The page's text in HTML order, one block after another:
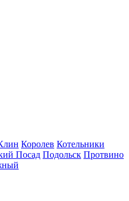
Королев Котельники
Посад Подольск Протвино